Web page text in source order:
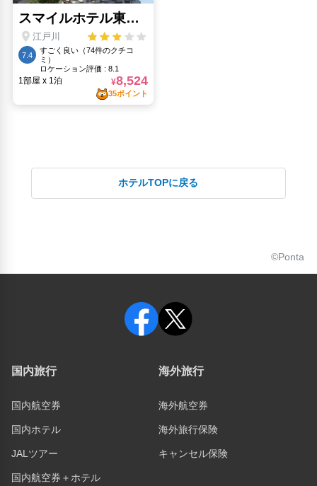
ホテルTOPに戻る
©Ponta
国内旅行
国内航空券
国内ホテル
JALツアー
国内航空券＋ホテル
海外旅行
海外航空券
海外旅行保険
キャンセル保険